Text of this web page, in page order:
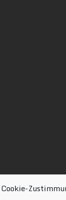
Cookie-